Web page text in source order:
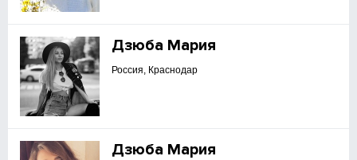
Дзюба Мария
Россия, Краснодар
Дзюба Мария